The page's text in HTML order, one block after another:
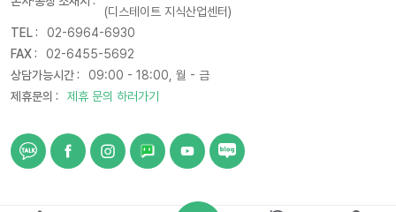
(디스테이트 지식산업센터)
TEL :
02-6964-6930
FAX :
02-6455-5692
상담가능시간 :
09:00 - 18:00, 월 - 금
제휴문의 :
제휴 문의 하러가기